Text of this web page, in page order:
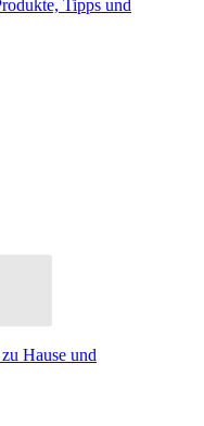
Tipps und
Hause und